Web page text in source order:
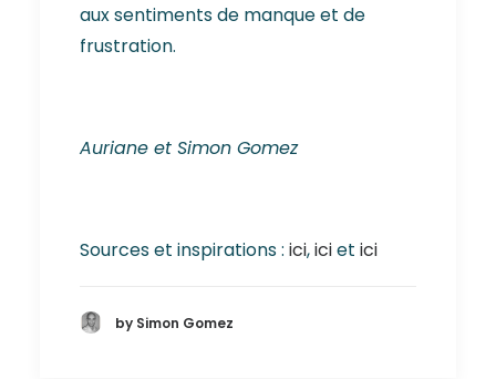
aux sentiments de manque et de
frustration.
Auriane et Simon Gomez
Sources et inspirations : ici,iciet ici
by Simon Gomez